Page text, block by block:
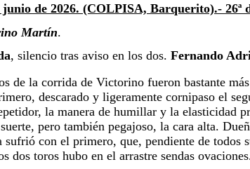
de 2026. (COLPISA, Barquerito).- 26ª
Martín.
, silencio tras aviso en los dos. Fernando
de la corrida de Victorino fueron bastante
descarado y ligeramente cornipaso el
la manera de humillar y la elasticidad
pero también pegajoso, la cara alta.
con el primero, que, pendiente de todos
dos toros hubo en el arrastre sendas